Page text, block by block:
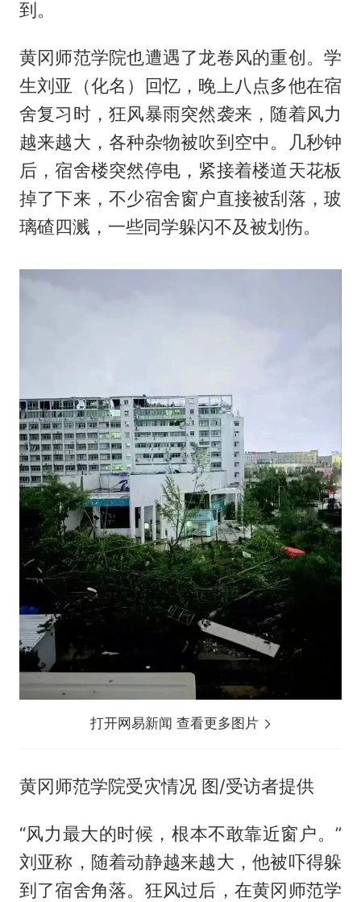
到。
黄冈师范学院也遭遇了龙卷风的重创。学
生刘亚（化名）回忆，晚上八点多他在宿
舍复习时，狂风暴雨突然袭来，随着风力
越来越大，各种杂物被吹到空中。几秒钟
后，宿舍楼突然停电，紧接着楼道天花板
掉了下来，不少宿舍窗户直接被刮落，玻
璃碴四溅，一些同学躲闪不及被划伤。
打开网易新闻 查看更多图片
黄冈师范学院受灾情况 图/受访者提供
“风力最大的时候，根本不敢靠近窗户。”
刘亚称，随着动静越来越大，他被吓得躲
到了宿舍角落。狂风过后，在黄冈师范学